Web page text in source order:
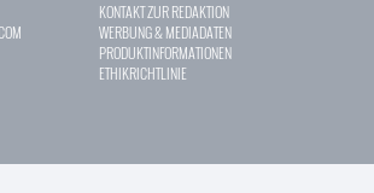
KONTAKT ZUR REDAKTION
WERBUNG & MEDIADATEN
PRODUKTINFORMATIONEN
ETHIKRICHTLINIE